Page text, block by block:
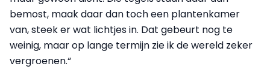
bemost, maak daar dan toch een plantenkamer
van, steek er wat lichtjes in. Dat gebeurt nog te
weinig, maar op lange termijn zie ik de wereld zeker
vergroenen.“